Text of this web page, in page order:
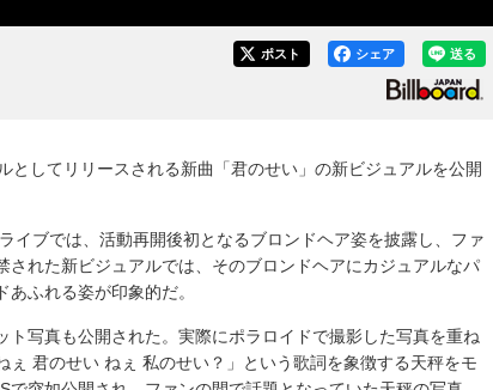
送る
シェア
ポスト
してリリースされる新曲「君のせい」の新ビジュアルを公開
イブでは、活動再開後初となるブロンドヘア姿を披露し、ファ
された新ビジュアルでは、そのブロンドヘアにカジュアルなパ
ふれる姿が印象的だ。
写真も公開された。実際にポラロイドで撮影した写真を重ね
ぇ 君のせい ねぇ 私のせい？」という歌詞を象徴する天秤をモ